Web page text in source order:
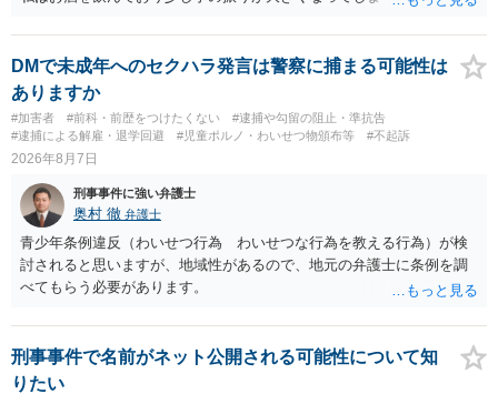
いた場合、故意だと判定されやすいのでしょうか？ お伺いする限り、
故意があると判断されることは無いかと思います。 ②逮捕、呼び出し
の可能性 この行為により、痴漢やその他の犯罪を犯したとして、逮
捕、呼び出しされる可能性はどれほどでしょうか？ 誤って当たってし
まっただけであり、さらにその場で女性等のアクションが無かったこ
とからすると、この後に呼び出される可能性は極めて低いと思いま
能性があると考えれば良いのでしょうか？ 逮捕や呼び出しの可能性は
極めて低いと思います。 連絡が来ることはないでしょう。
DMで未成年へのセクハラ発言は警察に捕まる可能性は
ありますか
#加害者 #前科・前歴をつけたくない
#逮捕や勾留の阻止・準抗告
#逮捕による解雇・退学回避
#児童ポルノ・わいせつ物頒布等 #不起訴
2026年8月7日
刑事事件に強い弁護士
奥村 徹 弁護士
青少年条例違反（わいせつ行為 わいせつな行為を教える行為）が検
討されると思いますが、地域性があるので、地元の弁護士に条例を調
べてもらう必要があります。
刑事事件で名前がネット公開される可能性について知
りたい